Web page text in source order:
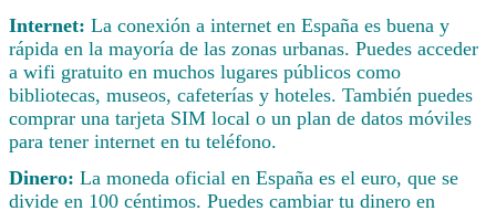
Internet: La conexión a internet en España es buena y
rápida en la mayoría de las zonas urbanas. Puedes acceder
a wifi gratuito en muchos lugares públicos como
bibliotecas, museos, cafeterías y hoteles. También puedes
comprar una tarjeta SIM local o un plan de datos móviles
para tener internet en tu teléfono.
Dinero: La moneda oficial en España es el euro, que se
divide en 100 céntimos. Puedes cambiar tu dinero en